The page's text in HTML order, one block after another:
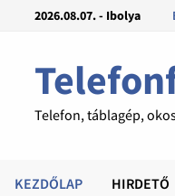
2026.08.07. - Ibolya
Telefon, táblagép,
KEZDŐLAP HIRDETŐ